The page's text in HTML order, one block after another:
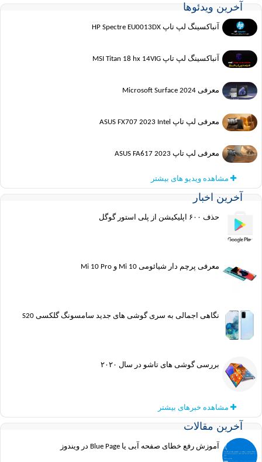
آخرین ویدئوها
آنباکسینگ لپ تاپ HP Spectre EU0013DX
آنباکسینگ لپ تاپ MSI Titan 18 hx 14VIG
معرفی Microsoft Surface 2024
معرفی لپ تاپ ASUS FX707 2023 Intel
معرفی لپ تاپ ASUS FA617 2023
مشاهده ویدیو های بیشتر
آخرین اخبار
حذف ۶۰۰ اپلیکیشن از پلی استور گوگل
معرفی پرچم دار شیائومی Mi 10 و Mi 10 Pro
نگاهی اجمالی به سری گوشی های جدید سامسونگ گلکسی S20
بررسی گوشی های تاشو در سال ۲۰۲۰
مشاهده خبرهای بیشتر
آخرین مقالات
آموزش رفع خطای صفحه آبی یا Blue Page در ویندوز